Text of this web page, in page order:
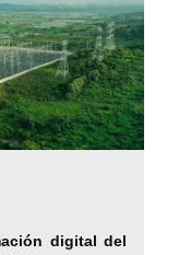
digital del